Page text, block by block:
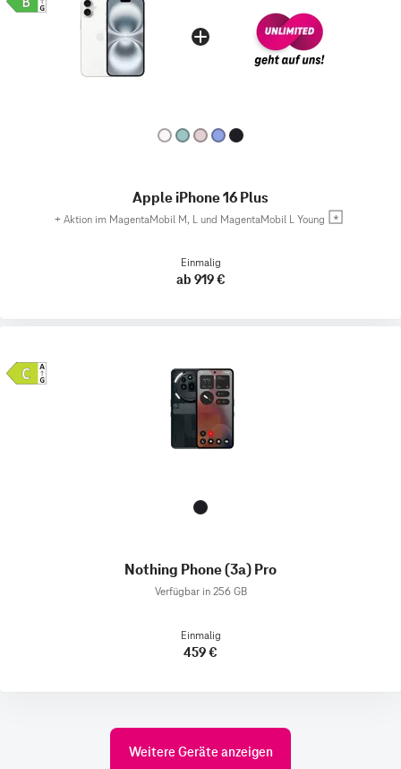
Apple iPhone 16 Plus
+ Aktion im MagentaMobil M, L und MagentaMobil L Young
Einmalig
ab 919 €
Nothing Phone (3a) Pro
Verfügbar in 256 GB
Einmalig
459 €
Weitere Geräte anzeigen